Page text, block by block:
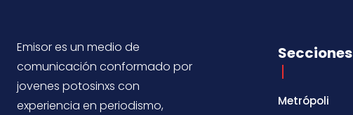
Emisor es un medio de
comunicación conformado por
jovenes potosinxs con
experiencia en periodismo,
Secciones
Metrópoli